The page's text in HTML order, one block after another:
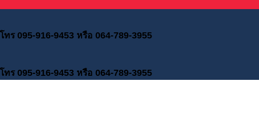
ร 095-916-9453 หรือ 064-789-3955
ร 095-916-9453 หรือ 064-789-3955